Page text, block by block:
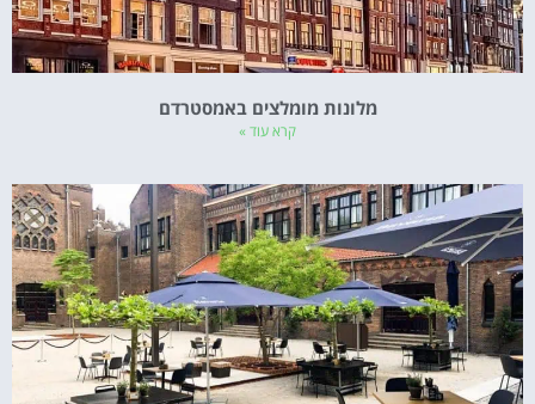
מלונות מומלצים באמסטרדם
קרא עוד »